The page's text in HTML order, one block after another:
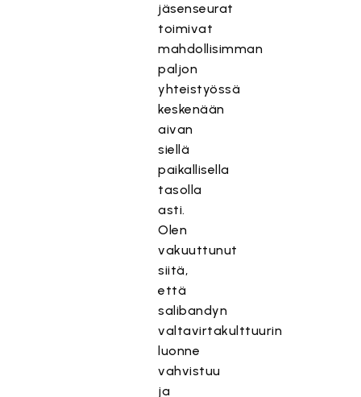
jäsenseurat
toimivat
mahdollisimman
paljon
yhteistyössä
keskenään
aivan
siellä
paikallisella
tasolla
asti.
Olen
vakuuttunut
siitä,
että
salibandyn
valtavirtakulttuurin
luonne
vahvistuu
ja